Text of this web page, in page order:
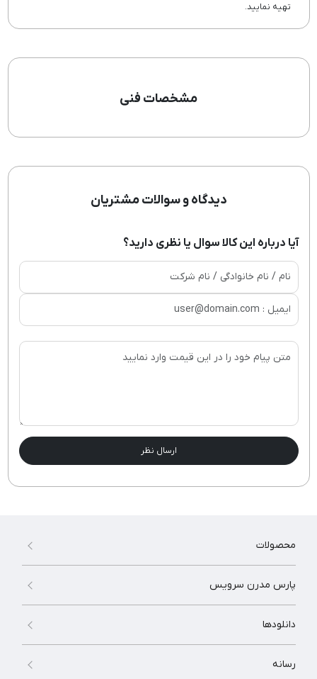
تهیه نمایید.
مشخصات فنی
دیدگاه و سوالات مشتریان
آیا درباره این کالا سوال یا نظری دارید؟
ارسال نظر
محصولات
پارس مدرن سرویس
دانلودها
رسانه